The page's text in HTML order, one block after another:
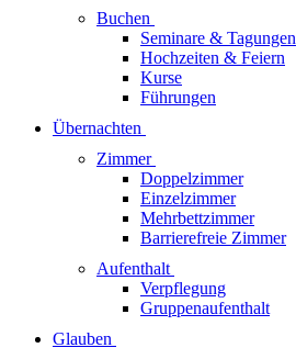
Buchen
Seminare & Tagungen
Hochzeiten & Feiern
Kurse
Führungen
Übernachten
Zimmer
Doppelzimmer
Einzelzimmer
Mehrbettzimmer
Barrierefreie Zimmer
Aufenthalt
Verpflegung
Gruppenaufenthalt
Glauben